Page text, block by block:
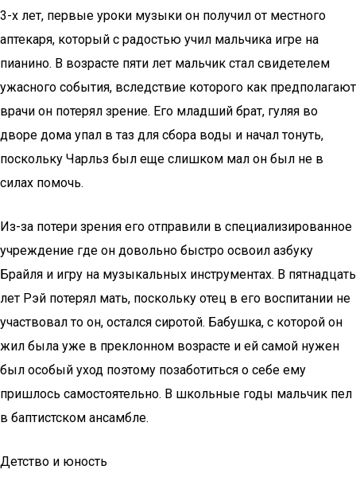
3-х лет, первые уроки музыки он получил от местного
аптекаря, который с радостью учил мальчика игре на
пианино. В возрасте пяти лет мальчик стал свидетелем
ужасного события, вследствие которого как предполагают
врачи он потерял зрение. Его младший брат, гуляя во
дворе дома упал в таз для сбора воды и начал тонуть,
поскольку Чарльз был еще слишком мал он был не в
силах помочь.
Из-за потери зрения его отправили в специализированное
учреждение где он довольно быстро освоил азбуку
Брайля и игру на музыкальных инструментах. В пятнадцать
лет Рэй потерял мать, поскольку отец в его воспитании не
участвовал то он, остался сиротой. Бабушка, с которой он
жил была уже в преклонном возрасте и ей самой нужен
был особый уход поэтому позаботиться о себе ему
пришлось самостоятельно. В школьные годы мальчик пел
в баптистском ансамбле.
Детство и юность